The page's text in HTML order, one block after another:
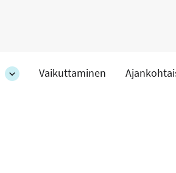
TietoaVaikuttaminen